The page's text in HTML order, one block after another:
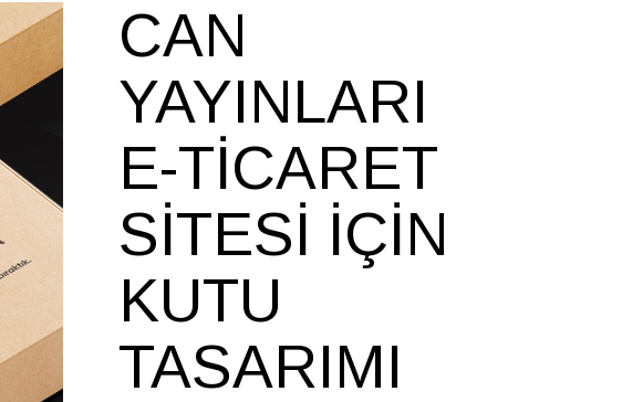
CAN
YAYINLARI
E-TICARET
SITESI IÇIN
KUTU
TASARIMI